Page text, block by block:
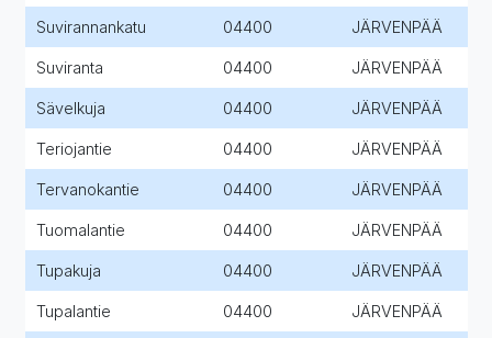
Suvirannankatu 04400 JÄRVENPÄÄ
Suviranta 04400 JÄRVENPÄÄ
Sävelkuja 04400 JÄRVENPÄÄ
Teriojantie 04400 JÄRVENPÄÄ
Tervanokantie 04400 JÄRVENPÄÄ
Tuomalantie 04400 JÄRVENPÄÄ
Tupakuja 04400 JÄRVENPÄÄ
Tupalantie 04400 JÄRVENPÄÄ